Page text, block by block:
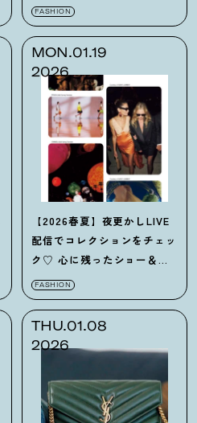
で42選【まとめ】
FASHION
MON.01.19
2026
【2026春夏】夜更かしLIVE
配信でコレクションをチェッ
ク♡ 心に残ったショー＆
ルックを語ります
FASHION
THU.01.08
2026